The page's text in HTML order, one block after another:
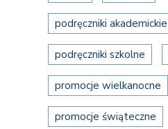
podręczniki akademickie
podręczniki szkolne
promocje wielkanocne
promocje świąteczne